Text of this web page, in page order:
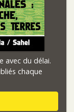
avec du délai.
chaque